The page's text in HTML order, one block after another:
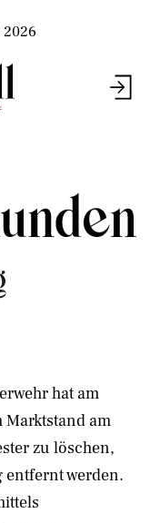
hat am
am
zu löschen,
entfernt werden.